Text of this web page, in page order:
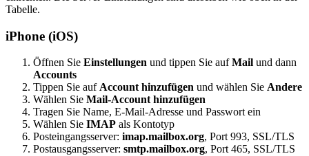
Tabelle.
iPhone (iOS)
Öffnen Sie Einstellungen und tippen Sie aufMail und dann
Accounts
Tippen Sie auf Account hinzufügen und wählen Sie Andere
Wählen Sie Mail-Account hinzufügen
Tragen Sie Name, E-Mail-Adresse und Passwort ein
Wählen Sie IMAP als Kontotyp
Posteingangsserver: imap.mailbox.org, Port 993, SSL/TLS
Postausgangsserver: smtp.mailbox.org, Port 465, SSL/TLS